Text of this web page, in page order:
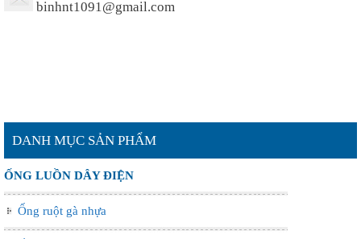
binhnt1091@gmail.com
DANH MỤC SẢN PHẨM
ỐNG LUỒN DÂY ĐIỆN
Ống ruột gà nhựa